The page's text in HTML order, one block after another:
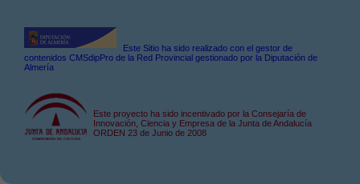
Este Sitio ha sido realizado con el gestor de
contenidos CMSdipPro de la Red Provincial gestionado por la Diputación de
Almería
Este proyecto ha sido incentivado por la Consejaría de
Innovación, Ciencia y Empresa de la Junta de Andalucía
ORDEN 23 de Junio de 2008